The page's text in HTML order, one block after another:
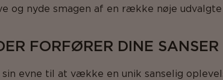
og nyde smagen af en række nøje udvalgte
FORFØRER DINE SANSER
evne til at vække en unik sanselig